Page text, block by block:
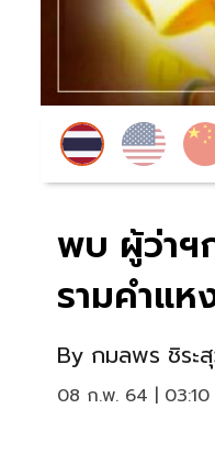
พบ ผู้ว่าฯ
รามคำแห
By กมลพร ชิระ
08 ก.พ. 64 | 03:10